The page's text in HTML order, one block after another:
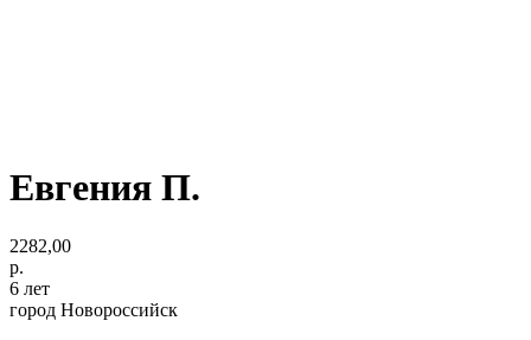
Евгения П.
2282,00
р.
6 лет
город Новороссийск